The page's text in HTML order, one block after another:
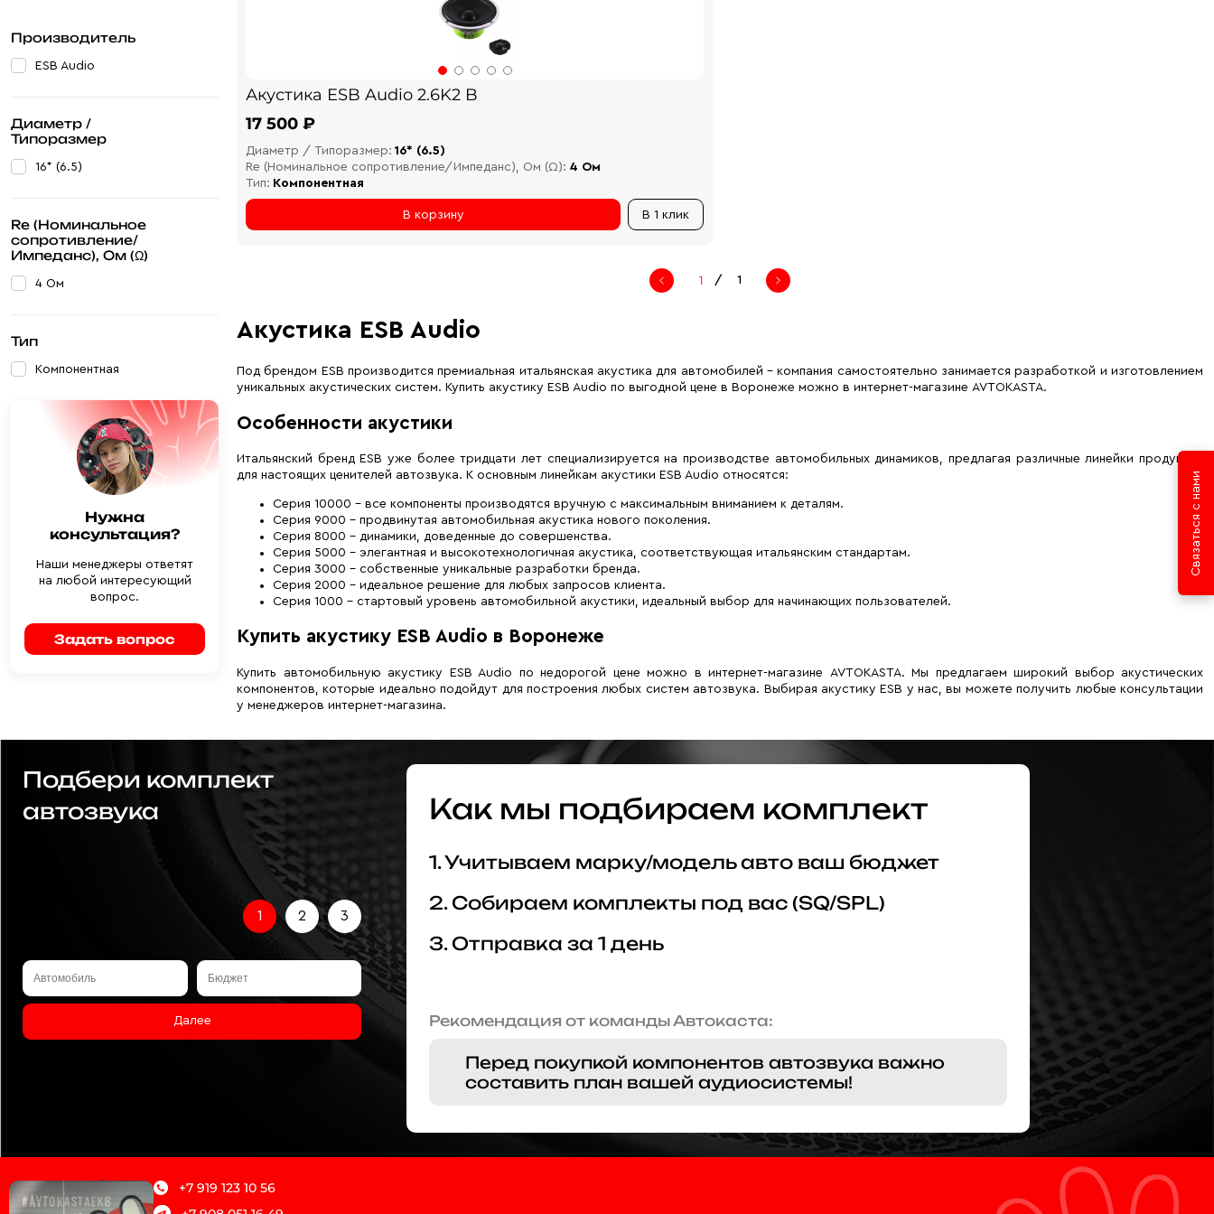
Производитель
ESB Audio
Диаметр /
Типоразмер
16* (6.5)
Re (Номинальное
сопротивление/
Импеданс), Ом (Ω)
4 Ом
Тип
Компонентная
Нужна
консультация?
Наши менеджеры ответят
на любой интересующий
вопрос.
Задать вопрос
Акустика ESB Audio 2.6K2 B
17 500 ₽
Диаметр / Типоразмер: 16* (6.5)
Re (Номинальное сопротивление/Импеданс), Ом (Ω): 4 Ом
Тип: Компонентная
В 1 клик
В корзину
/ 1
Акустика ESB Audio
Под брендом ESB производится премиальная итальянская акустика для автомобилей – компания самостоятельно занимается разработкой и изготовлением
уникальных акустических систем. Купить акустику ESB Audio по выгодной цене в Воронеже можно в интернет-магазине AVTOKASTA.
Особенности акустики
Итальянский бренд ESB уже более тридцати лет специализируется на производстве автомобильных динамиков, предлагая различные линейки продукции
для настоящих ценителей автозвука. К основным линейкам акустики ESB Audio относятся:
Серия 10000 – все компоненты производятся вручную с максимальным вниманием к деталям.
Серия 9000 – продвинутая автомобильная акустика нового поколения.
Серия 8000 – динамики, доведенные до совершенства.
Серия 5000 – элегантная и высокотехнологичная акустика, соответствующая итальянским стандартам.
Серия 3000 – собственные уникальные разработки бренда.
Серия 2000 – идеальное решение для любых запросов клиента.
Серия 1000 – стартовый уровень автомобильной акустики, идеальный выбор для начинающих пользователей.
Купить акустику ESB Audio в Воронеже
Купить автомобильную акустику ESB Audio по недорогой цене можно в интернет-магазине AVTOKASTA. Мы предлагаем широкий выбор акустических
компонентов, которые идеально подойдут для построения любых систем автозвука. Выбирая акустику ESB у нас, вы можете получить любые консультации
у менеджеров интернет-магазина.
Подбери комплект
автозвука
1 2 3
Далее
Как мы подбираем комплект
1. Учитываем марку/модель авто ваш бюджет
2. Собираем комплекты под вас (SQ/SPL)
3. Отправка за 1 день
Рекомендация от команды Автокаста:
Перед покупкой компонентов автозвука важно
составить план вашей аудиосистемы!
+7 919 123 10 56
Связаться с нами